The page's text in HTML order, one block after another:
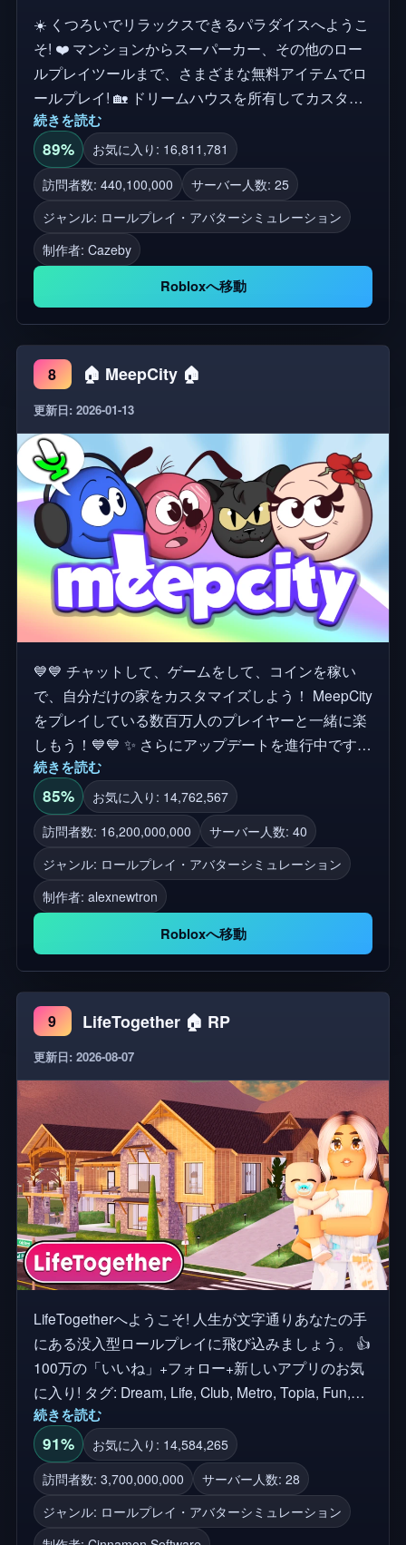
☀️ くつろいでリラックスできるパラダイスへようこ
そ! ❤️ マンションからスーパーカー、その他のロー
ルプレイツールまで、さまざまな無料アイテムでロ
ールプレイ! 🏡 ドリームハウスを所有してカスタマ
イズしよう! 🚗 おしゃれな乗り物を運転してカスタ
マイズしよう! 🐶 ペットを飼うか、ペットになるか!
🧢 お気に入りのアイテムでアバターをカスタマイ
ズ! 🏝️ ロールプレイして熱帯の島に身を投じよう! ...
そしてもっと! 🔔 フォローボタンをクリックする
と、アップデートがリリースされると通知されます!
ジャンル: ロールプレイ, タウン&シティ, ハンガート
タグ: カラフル, 楽しい, 養子縁組, 育て, 家族, アベニ
ブ, ドリーム, ハッピー
続きを読む
89%
お気に入り: 16,811,781
訪問者数: 440,100,000
サーバー人数: 25
ジャンル: ロールプレイ・アバターシミュレーション
制作者: Cazeby
Robloxへ移動
8 🏠 MeepCity 🏠
更新日: 2026-01-13
💙💙 チャットして、ゲームをして、コインを稼い
で、自分だけの家をカスタマイズしよう！ MeepCity
をプレイしている数百万人のプレイヤーと一緒に楽
しもう！💙💙 ✨ さらにアップデートを進行中です！
🔔アップデート通知を受け取るためにフォローボタ
ンをクリックしてください！そして、私たちの
Robloxグループ/コミュニティに参加しましょう！
続きを読む
85%
お気に入り: 14,762,567
訪問者数: 16,200,000,000
サーバー人数: 40
ジャンル: ロールプレイ・アバターシミュレーション
制作者: alexnewtron
Robloxへ移動
9 LifeTogether 🏠 RP
更新日: 2026-08-07
LifeTogetherへようこそ! 人生が文字通りあなたの手
にある没入型ロールプレイに飛び込みましょう。 👍
100万の「いいね」+フォロー+新しいアプリのお気
に入り! タグ: Dream, Life, Club, Metro, Topia, Fun,
Happy, Adopt, Raise, Daycare, Family, SCP
続きを読む
91%
お気に入り: 14,584,265
訪問者数: 3,700,000,000
サーバー人数: 28
ジャンル: ロールプレイ・アバターシミュレーション